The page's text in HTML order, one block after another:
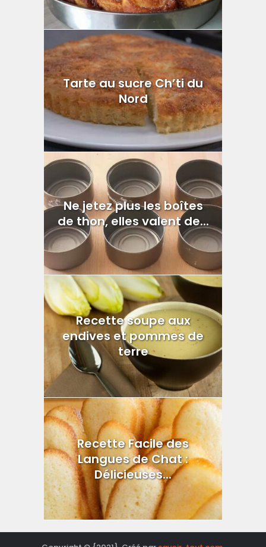
Tarte au sucre Ch’ti du
Nord
Ne jetez plus les boîtes
de thon, elles valent de...
Recette soupe aux
endives et pommes de
terre
Recette Facile des
Langues de Chat :
Délicieuses...